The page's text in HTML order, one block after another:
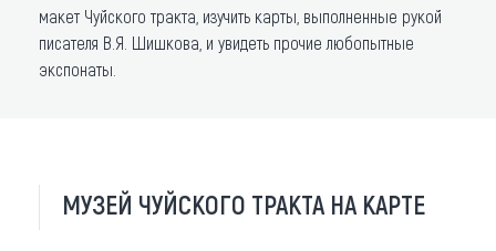
макет Чуйского тракта, изучить карты, выполненные рукой
писателя В.Я. Шишкова, и увидеть прочие любопытные
экспонаты.
МУЗЕЙ ЧУЙСКОГО ТРАКТА НА КАРТЕ